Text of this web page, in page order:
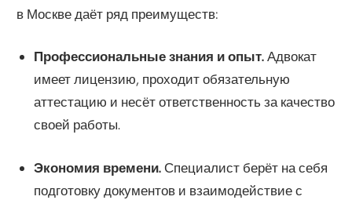
в Москве даёт ряд преимуществ:
Профессиональные знания и опыт.Адвокат
имеет лицензию, проходит обязательную
аттестацию и несёт ответственность за качество
своей работы.
Экономия времени.Специалист берёт на себя
подготовку документов и взаимодействие с